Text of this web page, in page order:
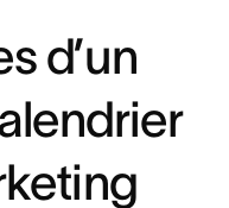
d’un